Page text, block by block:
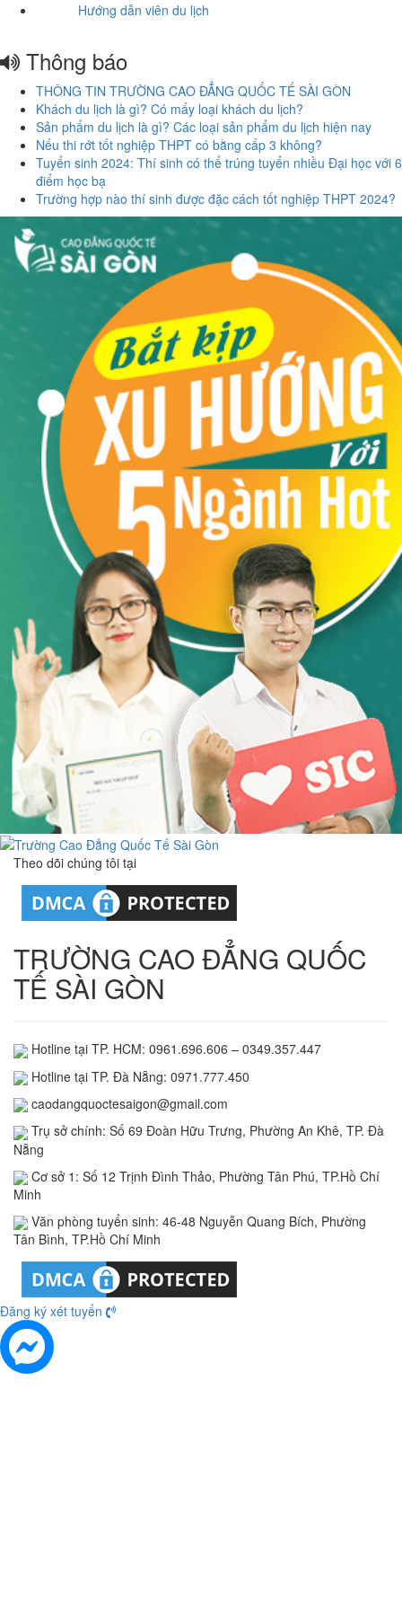
Hướng dẫn viên du lịch
Thông báo
THÔNG TIN TRƯỜNG CAO ĐẲNG QUỐC TẾ SÀI GÒN
Khách du lịch là gì? Có mấy loại khách du lịch?
Sản phẩm du lịch là gì? Các loại sản phẩm du lịch hiện nay
Nếu thi rớt tốt nghiệp THPT có bằng cấp 3 không?
Tuyển sinh 2024: Thí sinh có thể trúng tuyển nhiều Đại học với 6
điểm học bạ
Trường hợp nào thí sinh được đặc cách tốt nghiệp THPT 2024?
Theo dõi chúng tôi tại
TRƯỜNG CAO ĐẲNG QUỐC
TẾ SÀI GÒN
Hotline tại TP. HCM: 0961.696.606 – 0349.357.447
Hotline tại TP. Đà Nẵng: 0971.777.450
caodangquoctesaigon@gmail.com
Trụ sở chính: Số 69 Đoàn Hữu Trưng, Phường An Khê, TP. Đà
Nẵng
Cơ sở 1: Số 12 Trịnh Đình Thảo, Phường Tân Phú, TP.Hồ Chí
Minh
Văn phòng tuyển sinh: 46-48 Nguyễn Quang Bích, Phường
Tân Bình, TP.Hồ Chí Minh
Đăng ký xét tuyển